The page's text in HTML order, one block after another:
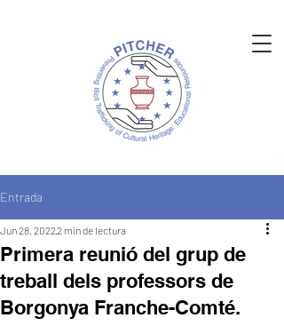
Entrada
Primera reunió del grup de
treball dels professors de
Borgonya Franche-Comté.
Jun 28, 20222 min de lectura